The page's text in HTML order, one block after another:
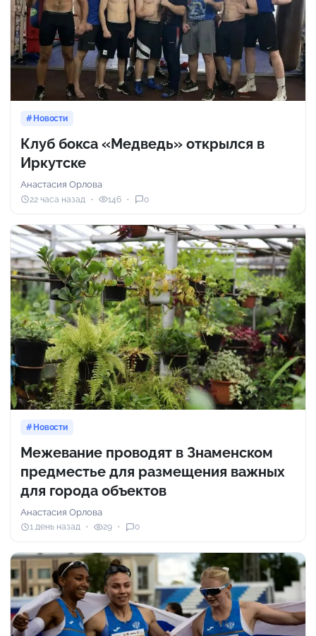
Новости
Клуб бокса «Медведь» открылся в
Иркутске
Анастасия Орлова
22 часа назад 146 0
Новости
Межевание проводят в Знаменском
предместье для размещения важных
для города объектов
Анастасия Орлова
1 день назад 29 0